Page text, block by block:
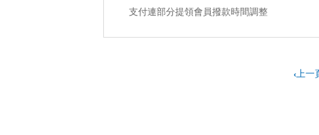
支付連部分提領會員撥款時間調整
‹上一